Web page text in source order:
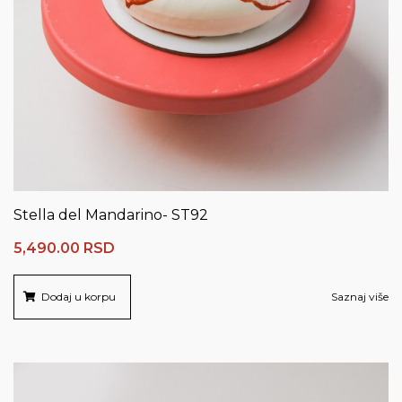
Stella del Mandarino- ST92
5,490.00 RSD
Dodaj u korpu Saznaj više